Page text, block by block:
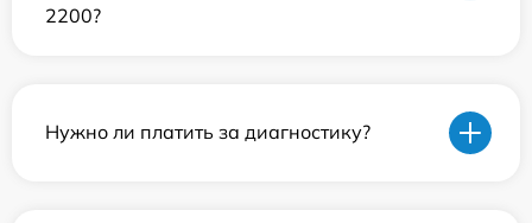
2200?
Нужно ли платить за диагностику?